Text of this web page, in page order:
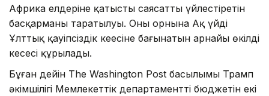
Африка елдеріне қатысты саясатты үйлестіретін
басқарманың таратылуы. Оның орнына Ақ үйдің
Ұлттық қауіпсіздік кеңесіне бағынатын арнайы өкілдің
кеңсесі құрылады.
Бұған дейін The Washington Post басылымы Трамп
әкімшілігі Мемлекеттік департаменттің бюджетін екі